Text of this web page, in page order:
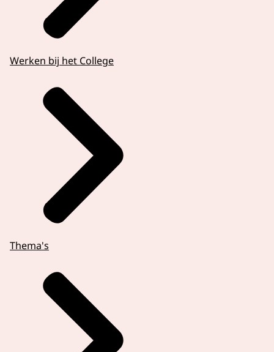
Werken bij het College
Thema's